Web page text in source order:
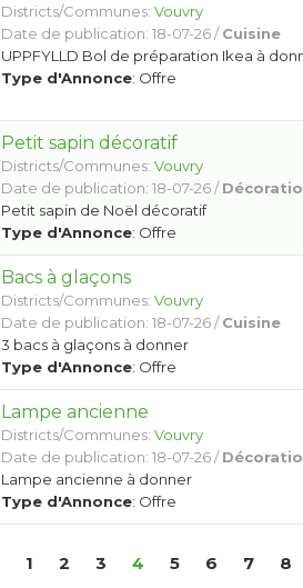
Districts/Communes:Vouvry
Date de publication: 18-07-26 /Cuisine
UPPFYLLD Bol de préparation Ikea à
Type d'Annonce: Offre
Petit sapin décoratif
Districts/Communes:Vouvry
Date de publication: 18-07-26 /
Petit sapin de Noël décoratif
Type d'Annonce: Offre
Bacs à glaçons
Districts/Communes:Vouvry
Date de publication: 18-07-26 /Cuisine
3 bacs à glaçons à donner
Type d'Annonce: Offre
Lampe ancienne
Districts/Communes:Vouvry
Date de publication: 18-07-26 /
Lampe ancienne à donner
Type d'Annonce: Offre
1 2 3 4 5 6 7 8